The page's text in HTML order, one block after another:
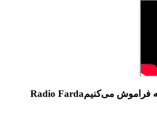
فراموش می‌کنیمRadio Farda